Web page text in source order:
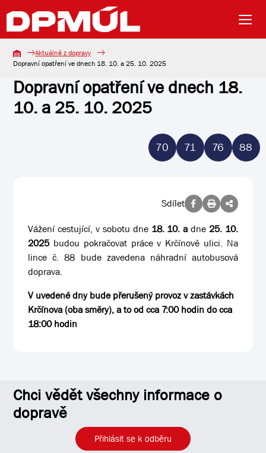
Aktuálně z dopravy
Dopravní opatření ve dnech 18. 10. a 25. 10. 2025
Dopravní opatření ve dnech 18.
10. a 25. 10. 2025
70 71 76 88
Sdílet
Vážení cestující, v sobotu dne 18. 10. a dne 25. 10.
2025budou pokračovat práce v Krčínově ulici. Na
lince č. 88 bude zavedena náhradní autobusová
doprava.
V uvedené dny bude přerušený provoz v zastávkách
Krčínova (oba směry), a to od cca 7:00 hodin do cca
18:00 hodin
Chci vědět všechny informace o
dopravě
Přihlásit se k odběru